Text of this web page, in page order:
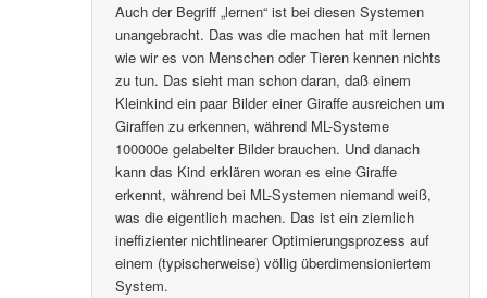
Auch der Begriff „lernen“ ist bei diesen Systemen
unangebracht. Das was die machen hat mit lernen
wie wir es von Menschen oder Tieren kennen nichts
zu tun. Das sieht man schon daran, daß einem
Kleinkind ein paar Bilder einer Giraffe ausreichen um
Giraffen zu erkennen, während ML-Systeme
100000e gelabelter Bilder brauchen. Und danach
kann das Kind erklären woran es eine Giraffe
erkennt, während bei ML-Systemen niemand weiß,
was die eigentlich machen. Das ist ein ziemlich
ineffizienter nichtlinearer Optimierungsprozess auf
einem (typischerweise) völlig überdimensioniertem
System.